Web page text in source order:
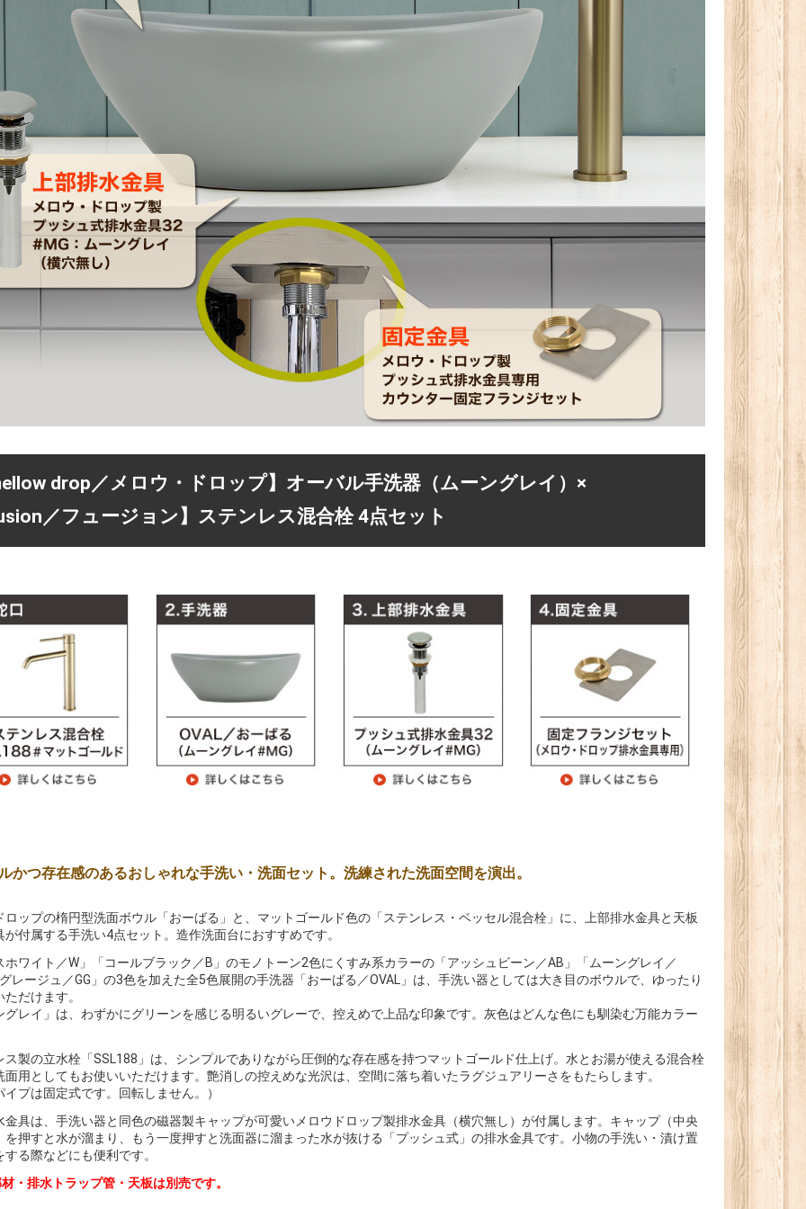
drop／メロウ・ドロップ】オーバル手洗器（ムーングレイ）×
／フュージョン】ステンレス混合栓 4点セット
かつ存在感のあるおしゃれな手洗い・洗面セット。洗練された洗面空間を演出。
ロップの楕円型洗面ボウル「おーばる」と、マットゴールド色の「ステンレス・ベッセル混合栓」に、上部排水金具と天板
が付属する手洗い4点セット。造作洗面台におすすめです。
ホワイト／W」「コールブラック／B」のモノトーン2色にくすみ系カラーの「アッシュビーン／AB」「ムーングレイ／
レージュ／GG」の3色を加えた全5色展開の手洗器「おーばる／OVAL」は、手洗い器としては大き目のボウルで、ゆったり
だけます。
グレイ」は、わずかにグリーンを感じる明るいグレーで、控えめで上品な印象です。灰色はどんな色にも馴染む万能カラー
ス製の立水栓「SSL188」は、シンプルでありながら圧倒的な存在感を持つマットゴールド仕上げ。水とお湯が使える混合栓
面用としてもお使いいただけます。艶消しの控えめな光沢は、空間に落ち着いたラグジュアリーさをもたらします。
イプは固定式です。回転しません。）
金具は、手洗い器と同色の磁器製キャップが可愛いメロウドロップ製排水金具（横穴無し）が付属します。キャップ（中央
を押すと水が溜まり、もう一度押すと洗面器に溜まった水が抜ける「プッシュ式」の排水金具です。小物の手洗い・漬け置
する際などにも便利です。
・排水トラップ管・天板は別売です。